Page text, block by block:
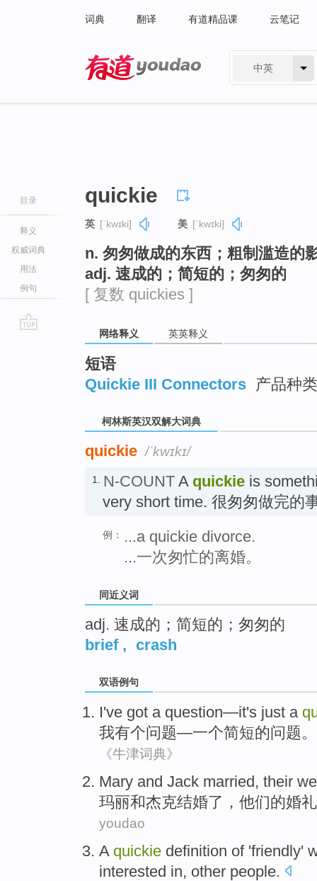
词典 翻译 有道精品课 云笔记
中英
目录
释义
权威词典
用法
例句
quickie
英 [ˈkwɪki] 美 [ˈkwɪki]
n. 匆匆做成的东西；粗制滥造的
adj. 速成的；简短的；匆匆的
[ 复数 quickies ]
网络释义 英英释义
短语
Quickie III Connectors 产品种类
柯林斯英汉双解大词典
quickie /ˈkwɪkɪ/
1. N-COUNT A quickie is
very short time. 很匆匆做完的
例：
...a quickie divorce.
...一次匆忙的离婚。
同近义词
adj. 速成的；简短的；匆匆的
brief, crash
双语例句
I've got a question—it's just a
我有个问题—一个简短的问题。
《牛津词典》
Mary and Jack married, their
玛丽和杰克结婚了 ， 他们的婚礼
youdao
A quickie definition of'friendly'
interested in, other people.